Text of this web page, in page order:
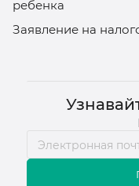
ребенка
Заявление на